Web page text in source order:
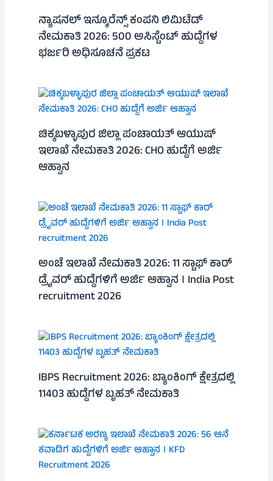
ನ್ಯಾಷನಲ್ ಇನ್ಶೂರೆನ್ಸ್ ಕಂಪನಿ ಲಿಮಿಟೆಡ್
ನೇಮಕಾತಿ 2026: 500 ಅಸಿಸ್ಟೆಂಟ್ ಹುದ್ದೆಗಳ
ಭರ್ಜರಿ ಅಧಿಸೂಚನೆ ಪ್ರಕಟ
ಚಿಕ್ಕಬಳ್ಳಾಪುರ ಜಿಲ್ಲಾ ಪಂಚಾಯತ್ ಆಯುಷ್
ಇಲಾಖೆ ನೇಮಕಾತಿ 2026: CHO ಹುದ್ದೆಗೆ ಅರ್ಜಿ
ಆಹ್ವಾನ
ಅಂಚೆ ಇಲಾಖೆ ನೇಮಕಾತಿ 2026: 11 ಸ್ಟಾಫ್ ಕಾರ್
ಡ್ರೈವರ್ ಹುದ್ದೆಗಳಿಗೆ ಅರ್ಜಿ ಆಹ್ವಾನ । India Post
recruitment 2026
IBPS Recruitment 2026: ಬ್ಯಾಂಕಿಂಗ್ ಕ್ಷೇತ್ರದಲ್ಲಿ
11403 ಹುದ್ದೆಗಳ ಬೃಹತ್ ನೇಮಕಾತಿ